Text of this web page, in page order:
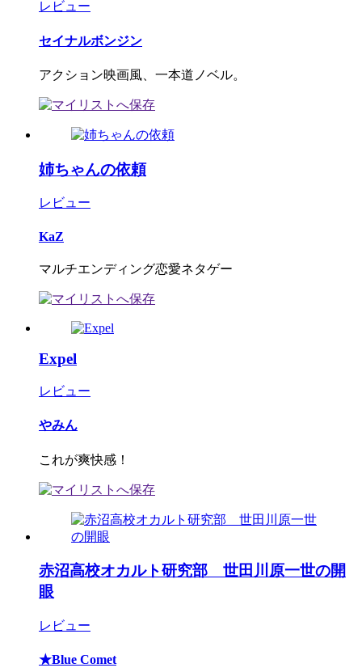
レビュー
セイナルボンジン
アクション映画風、一本道ノベル。
姉ちゃんの依頼
レビュー
KaZ
マルチエンディング恋愛ネタゲー
Expel
レビュー
やみん
これが爽快感！
赤沼高校オカルト研究部 世田川原一世の開
眼
レビュー
★Blue Comet